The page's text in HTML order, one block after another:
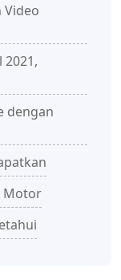
dengan
Motor